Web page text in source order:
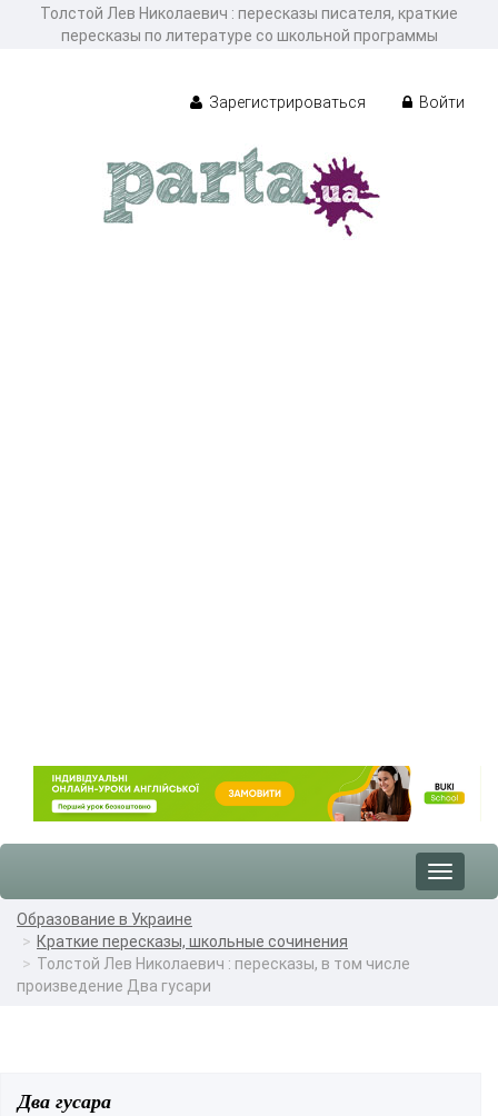
Толстой Лев Николаевич : пересказы писателя, краткие
пересказы по литературе со школьной программы
Зарегистрироваться Войти
Toggle
Образование в Украине
Краткие пересказы, школьные сочинения
Толстой Лев Николаевич : пересказы, в том числе
произведение Два гусари
Два гусара